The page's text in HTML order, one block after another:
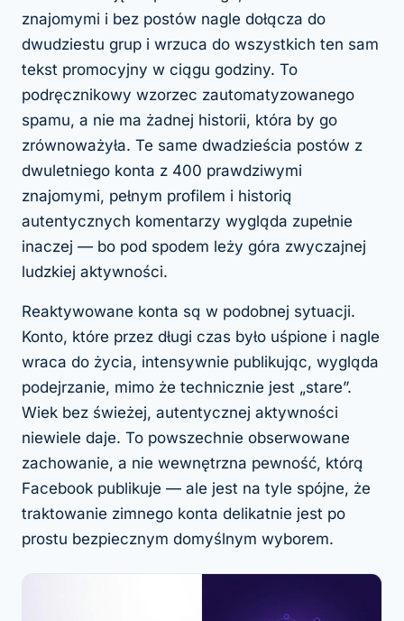
znajomymi i bez postów nagle dołącza do
dwudziestu grup i wrzuca do wszystkich ten sam
tekst promocyjny w ciągu godziny. To
podręcznikowy wzorzec zautomatyzowanego
spamu, a nie ma żadnej historii, która by go
zrównoważyła. Te same dwadzieścia postów z
dwuletniego konta z 400 prawdziwymi
znajomymi, pełnym profilem i historią
autentycznych komentarzy wygląda zupełnie
inaczej — bo pod spodem leży góra zwyczajnej
ludzkiej aktywności.
Reaktywowane konta są w podobnej sytuacji.
Konto, które przez długi czas było uśpione i nagle
wraca do życia, intensywnie publikując, wygląda
podejrzanie, mimo że technicznie jest „stare”.
Wiek bez świeżej, autentycznej aktywności
niewiele daje. To powszechnie obserwowane
zachowanie, a nie wewnętrzna pewność, którą
Facebook publikuje — ale jest na tyle spójne, że
traktowanie zimnego konta delikatnie jest po
prostu bezpiecznym domyślnym wyborem.